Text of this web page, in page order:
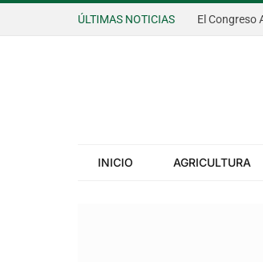
ÚLTIMAS NOTICIAS
INICIO AGRICULTURA